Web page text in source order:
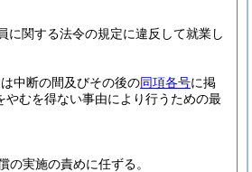
に関する法令の規定に違反して就業し
中断の間及びその後の同項各号に掲
むを得ない事由により行うための最
の実施の責めに任ずる。